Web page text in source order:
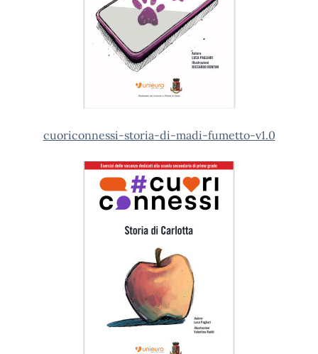
cuoriconnessi-storia-di-madi-fumetto-v1.0